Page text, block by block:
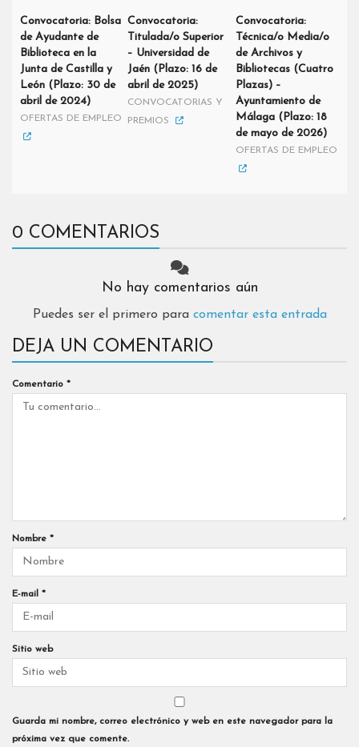
Convocatoria: Bolsa
de Ayudante de
Biblioteca en la
Junta de Castilla y
León (Plazo: 30 de
abril de 2024)
OFERTAS DE EMPLEO
Convocatoria:
Titulada/o Superior
– Universidad de
Jaén (Plazo: 16 de
abril de 2025)
CONVOCATORIAS Y
PREMIOS
Convocatoria:
Técnica/o Media/o
de Archivos y
Bibliotecas (Cuatro
Plazas) –
Ayuntamiento de
Málaga (Plazo: 18
de mayo de 2026)
OFERTAS DE EMPLEO
0 COMENTARIOS
No hay comentarios aún
Puedes ser el primero para comentar esta entrada
DEJA UN COMENTARIO
Comentario *
Nombre *
E-mail *
Sitio web
Guarda mi nombre, correo electrónico y web en este navegador para la
próxima vez que comente.